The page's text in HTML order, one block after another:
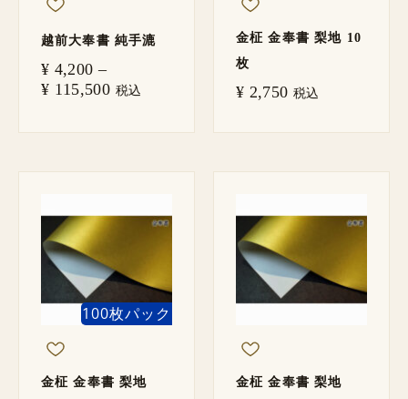
越前大奉書 純手漉
¥ 4,200 –
¥ 115,500 税込
金柾 金奉書 梨地 10
枚
¥ 2,750 税込
100枚パック
金柾 金奉書 梨地
金柾 金奉書 梨地